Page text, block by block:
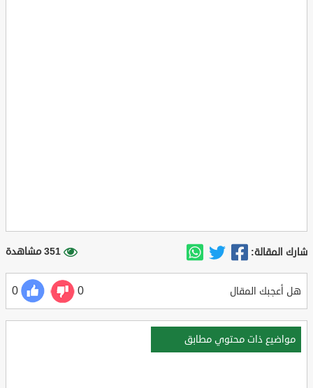
شارك المقالة: 351 مشاهدة
هل أعجبك المقال 0
0
مواضيع ذات محتوي مطابق